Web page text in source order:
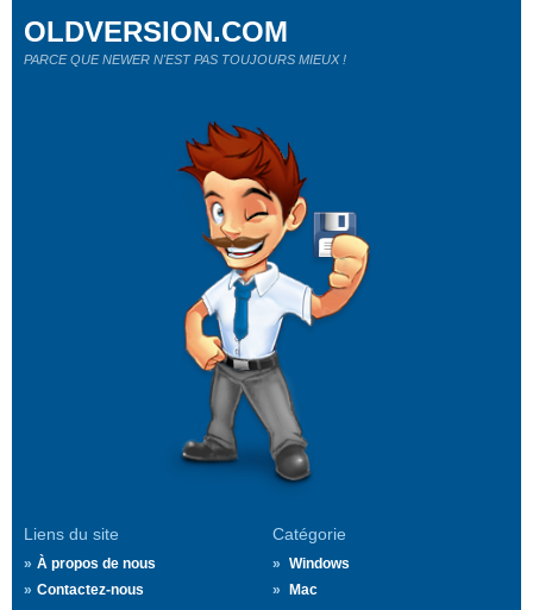
Liens du site
À propos de nous
Contactez-nous
Catégorie
Windows
Mac
OLDVERSION.COM
PARCE QUE NEWER N'EST PAS TOUJOURS MIEUX !